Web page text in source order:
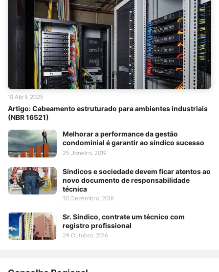
Artigo: Cabeamento estruturado para ambientes industriais
(NBR 16521)
10 Abril, 2025
Melhorar a performance da gestão
condominial é garantir ao síndico sucesso
25 Janeiro, 2019
Síndicos e sociedade devem ficar atentos ao
novo documento de responsabilidade
técnica
30 Dezembro, 2018
Sr. Síndico, contrate um técnico com
registro profissional
29 Outubro, 2016